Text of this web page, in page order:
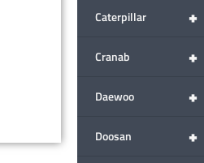
+
Caterpillar
+
Cranab
+
Daewoo
+
Doosan